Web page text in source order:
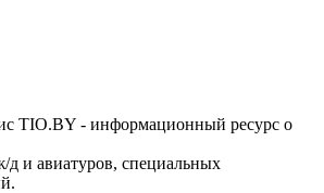
TIO.BY - информационный ресурс о
и авиатуров, специальных